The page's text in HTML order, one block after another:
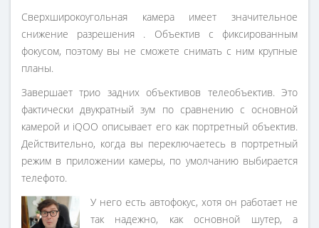
Сверхширокоугольная камера имеет значительное
снижение разрешения . Объектив с фиксированным
фокусом, поэтому вы не сможете снимать с ним крупные
планы.
Завершает трио задних объективов телеобъектив. Это
фактически двукратный зум по сравнению с основной
камерой и iQOO описывает его как портретный объектив.
Действительно, когда вы переключаетесь в портретный
режим в приложении камеры, по умолчанию выбирается
телефото.
У него есть автофокус, хотя он работает не
так надежно, как основной шутер, а